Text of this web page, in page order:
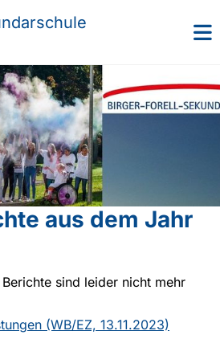
aus dem Jahr
sind leider nicht mehr
(WB/EZ, 13.11.2023)